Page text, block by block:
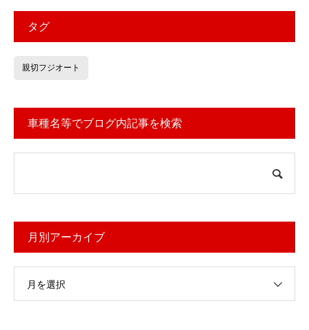
タグ
親切フジオート
車種名等でブログ内記事を検索
月別アーカイブ
月を選択